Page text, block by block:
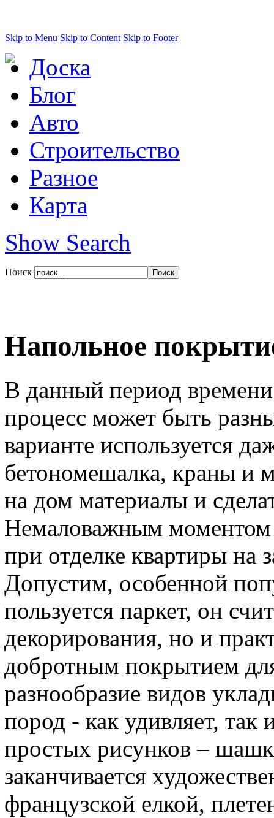
Skip to Menu Skip to Content Skip to Footer
Доска
Блог
Авто
Строительство
Разное
Карта
Show Search
Поиск
Напольное
В данный период времени
процесс может быть
варианте используется
бетономешалка, краны и
на дом материалы и
Немаловажным моментом
при отделке квартиры на
Допустим, особенной
пользуется паркет, он
декорирования, но и
добротным покрытием
разнообразие видов
пород - как удивляет, так
простых рисунков –
заканчивается
французской елкой,